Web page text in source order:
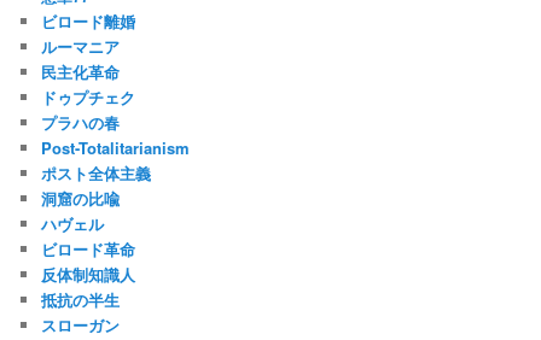
ビロード離婚
ルーマニア
民主化革命
ドゥプチェク
プラハの春
Post-Totalitarianism
ポスト全体主義
洞窟の比喩
ハヴェル
ビロード革命
反体制知識人
抵抗の半生
スローガン